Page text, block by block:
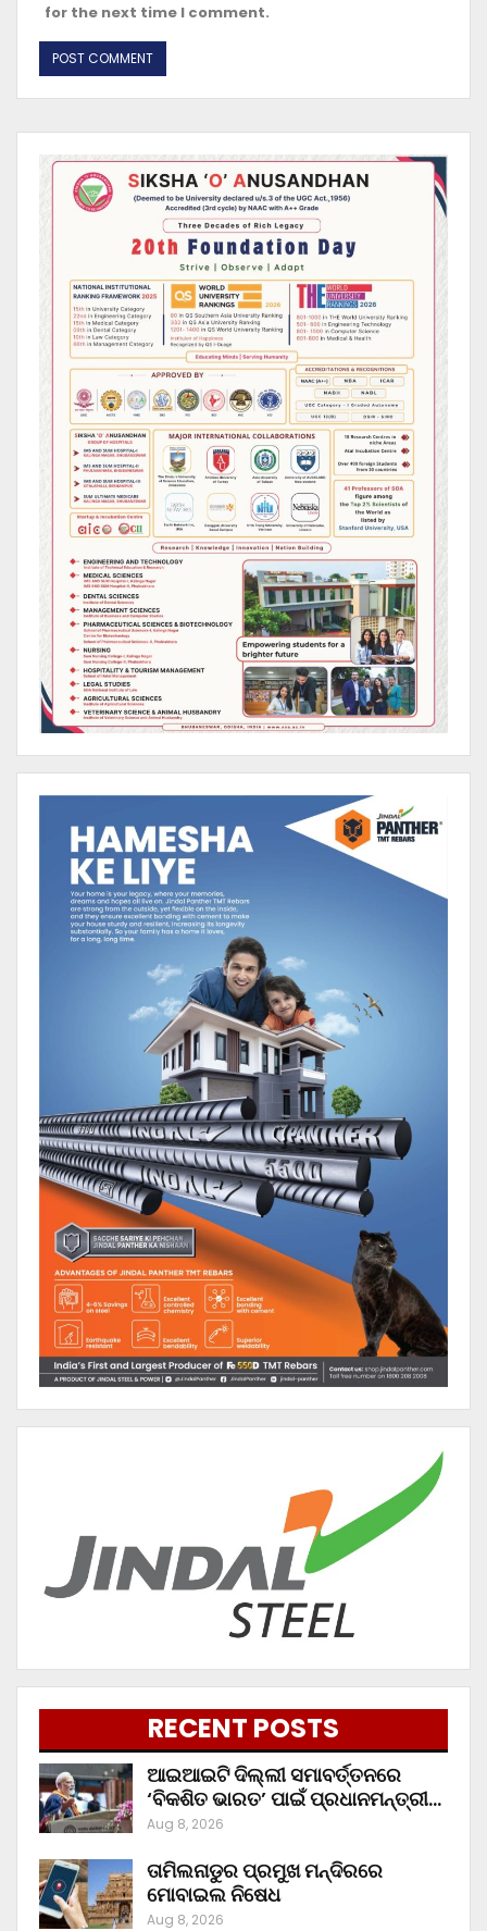
for the next time I comment.
RECENT POSTS
ଆଇଆଇଟି ଦିଲ୍ଲୀ ସମାବର୍ତ୍ତନରେ
‘ବିକଶିତ ଭାରତ’ ପାଇଁ ପ୍ରଧାନମନ୍ତ୍ରୀ…
Aug 8, 2026
ତାମିଲନାଡୁର ପ୍ରମୁଖ ମନ୍ଦିରରେ
ମୋବାଇଲ ନିଷେଧ
Aug 8, 2026